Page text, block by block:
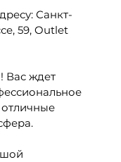
Санкт-
59, Outlet
Вас ждет